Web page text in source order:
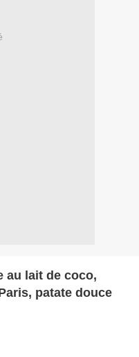
au lait de coco,
patate douce